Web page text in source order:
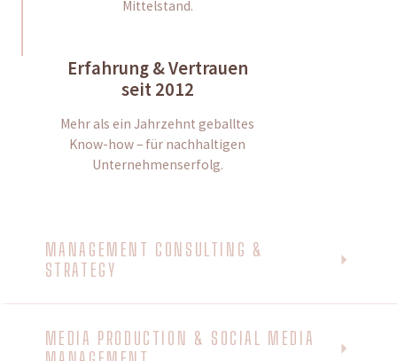
Mittelstand.
Erfahrung & Vertrauen
seit 2012
Mehr als ein Jahrzehnt geballtes
Know-how – für nachhaltigen
Unternehmenserfolg.
MANAGEMENT CONSULTING &
STRATEGY
MEDIA PRODUCTION & SOCIAL MEDIA